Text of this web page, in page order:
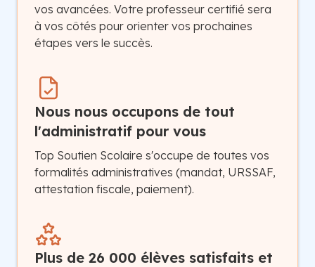
vos avancées. Votre professeur certifié sera
à vos côtés pour orienter vos prochaines
étapes vers le succès.
Nous nous occupons de tout
l'administratif pour vous
Top Soutien Scolaire s'occupe de toutes vos
formalités administratives (mandat, URSSAF,
attestation fiscale, paiement).
Plus de 26 000 élèves satisfaits et